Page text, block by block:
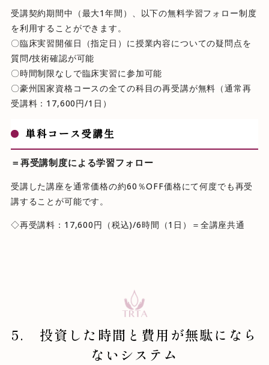
受講契約期間中（最大1年間）、以下の無料学習フォロー制度
を利用することができます。
〇臨床実習開催日（指定日）に授業内容についての疑問点を
質問/技術確認が可能
〇時間制限なしで臨床実習に参加可能
〇豪州国家資格コースの全ての科目の再受講が無料（通常再
受講料：17,600円/1日）
単科コース受講生
＝再受講制度による学習フォロー
受講した講座を通常価格の約60％OFF価格にて何度でも再受
講することが可能です。
◇再受講料：17,600円（税込)/6時間（1日）＝全講座共通
5. 投資した時間と費用が無駄になら
ないシステム